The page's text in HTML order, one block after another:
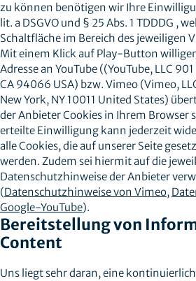
zu können benötigen wir Ihre
lit. a DSGVO und § 25 Abs. 1 TDDDG ,
Schaltfläche im Bereich des jeweiligen
Mit einem Klick auf Play-Button
Adresse an YouTube ((YouTube, LLC
CA 94066 USA) bzw. Vimeo (Vimeo,
New York, NY 10011 United States)
der Anbieter Cookies in Ihrem Browser
erteilte Einwilligung kann jederzeit
alle Cookies, die auf unserer Seite
werden. Zudem sei hiermit auf die
Datenschutzhinweise der Anbieter
(Datenschutzhinweise von Vimeo,
Google-YouTube).
Bereitstellung von
Content
Uns liegt sehr daran, eine